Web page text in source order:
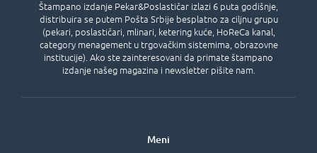
Štampano izdanje Pekar&Poslastičar izlazi 6 puta godišnje,
distribuira se putem Pošta Srbije besplatno za ciljnu grupu
(pekari, poslastičari, mlinari, ketering kuće, HoReCa kanal,
category menagement u trgovačkim sistemima, obrazovne
institucije). Ako ste zainteresovani da primate štampano
izdanje našeg magazina i newsletter pišite nam.
Meni